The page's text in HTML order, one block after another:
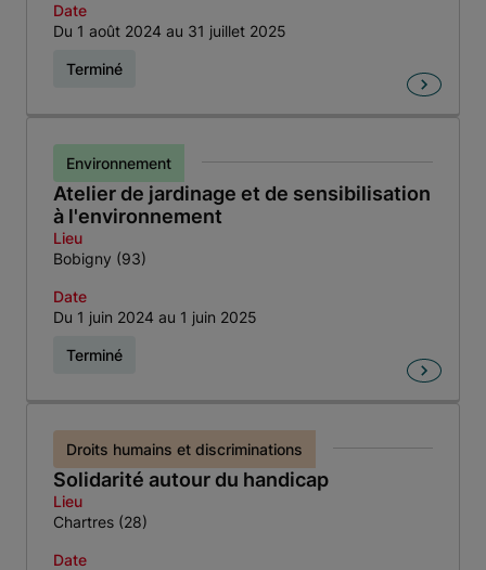
Date
Du 1 août 2024 au 31 juillet 2025
Terminé
Atelier de jardinage et de sensibilisation
à l'environnement
Environnement
Lieu
Bobigny (93)
Date
Du 1 juin 2024 au 1 juin 2025
Terminé
Solidarité autour du handicap
Droits humains et discriminations
Lieu
Chartres (28)
Date